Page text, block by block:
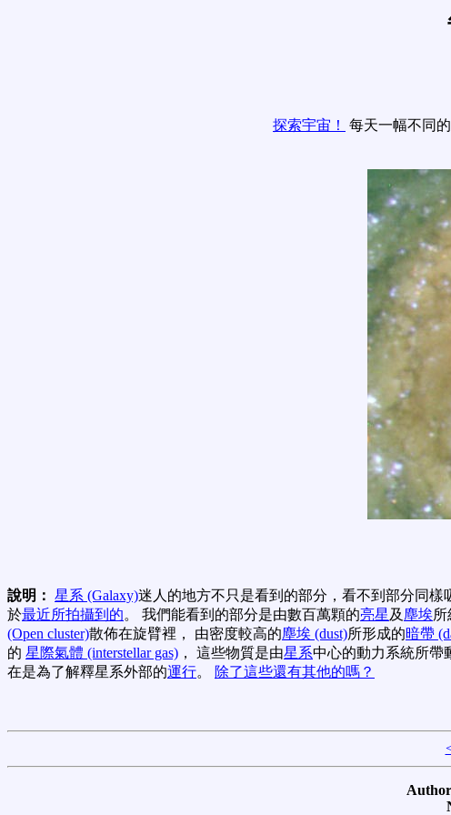
探索宇宙！ 每天一幅不同
說明： 星系 (Galaxy)迷人的地方不只是看到的部分，看不到部分同樣
於最近所拍攝到的。 我們能看到的部分是由數百萬顆的亮星 及 塵埃
(Open cluster)散佈在旋臂裡， 由密度較高的塵埃 (dust)所形成的暗帶
的 星際氣體 (interstellar gas) ， 這些物質是由星系中心的動力系統所帶
在是為了解釋星系外部的運行。 除了這些還有其他的嗎？